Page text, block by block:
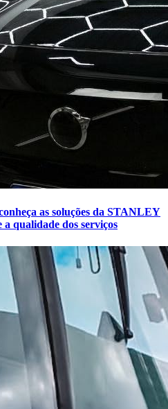
as soluções da STANLEY
qualidade dos serviços